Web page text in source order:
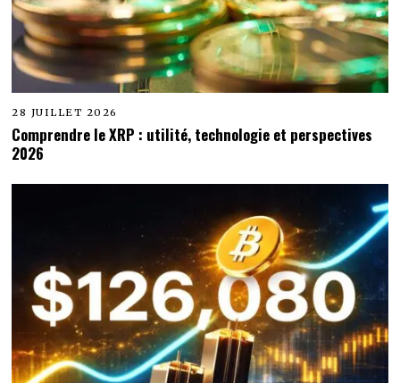
28 JUILLET 2026
Comprendre le XRP : utilité, technologie et perspectives
2026